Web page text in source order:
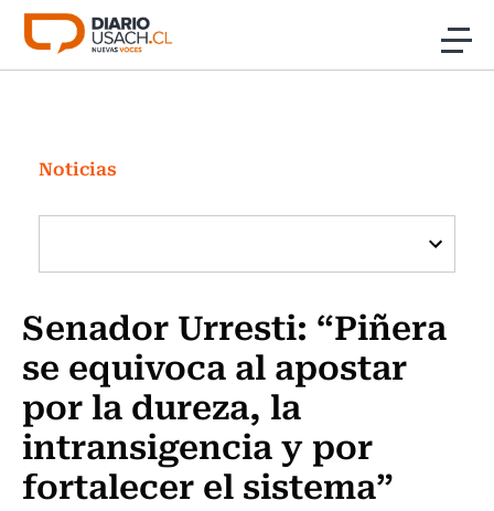
Click acá para ir directamente al contenido
Investigación
Cultura
Programas Radio y TV Usach
Noticias
Senador Urresti: “Piñera
se equivoca al apostar
por la dureza, la
intransigencia y por
fortalecer el sistema”